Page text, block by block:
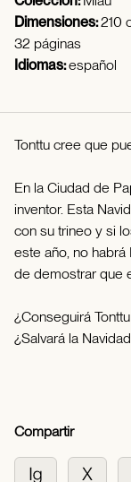
Dimensiones:210
32 páginas
Idiomas:español
Tonttu cree que
En la Ciudad de
inventor. Esta
con su trineo y si
este año, no habrá
de demostrar que
¿Conseguirá
¿Salvará la
Compartir